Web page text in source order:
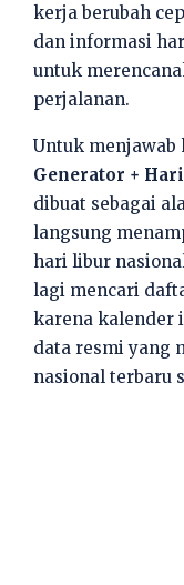
kerja berubah
dan informasi
untuk
perjalanan.
Untuk menjawab
Generator +
dibuat sebagai
langsung
hari libur
lagi mencari
karena kalender
data resmi yang
nasional terbaru